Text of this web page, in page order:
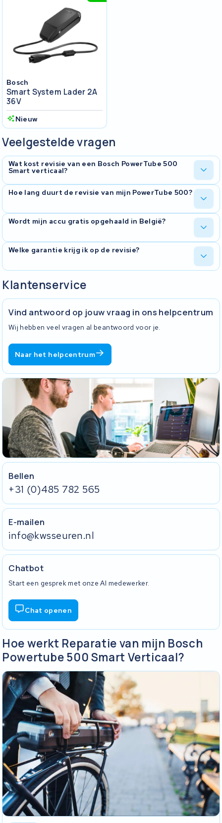
Bosch
Smart System Lader 2A
36V
Nieuw
Veelgestelde vragen
Wat kost revisie van een Bosch PowerTube 500
Smart verticaal?
De prijs verschilt per accu en hangt af van hoeveel cellen
vervangen moeten worden. Na ontvangst krijg je een vrijblijvende
prijsopgave. Revisie is doorgaans flink goedkoper dan een nieuwe
PowerTube aanschaffen.
Hoe lang duurt de revisie van mijn PowerTube 500?
De exacte doorlooptijd hangt af van de drukte in onze werkplaats
en de beschikbaarheid van onderdelen. Via onze online tracker
kun je de voortgang van je accu live volgen.
Wordt mijn accu gratis opgehaald in België?
Ja. KWS Seuren regelt gratis ophaling en gratis retourzending in
Welke garantie krijg ik op de revisie?
vervangen cellen en het uitgevoerde werk. Je ontvangt bij elke
Klantenservice
Vind antwoord op jouw vraag in ons helpcentrum
Wij hebben veel vragen al beantwoord voor je.
Naar het helpcentrum
Bellen
+31 (0)485 782 565
E-mailen
info@kwsseuren.nl
Chatbot
Start een gesprek met onze AI medewerker.
Chat openen
Hoe werkt Reparatie van mijn Bosch
Powertube 500 Smart Verticaal?